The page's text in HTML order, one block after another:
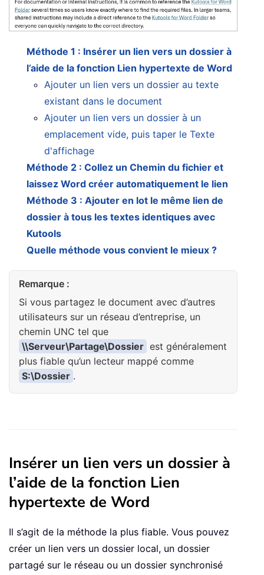
Méthode 1 : Insérer un lien vers un dossier à
l’aide de la fonction Lien hypertexte de Word
Ajouter un lien vers un dossier au texte
existant dans le document
Ajouter un lien vers un dossier à un
emplacement vide, puis taper le Texte
d'affichage
Méthode 2 : Collez un Chemin du fichier et
laissez Word créer automatiquement le lien
Méthode 3 : Ajouter en lot le même lien de
dossier à tous les textes identiques avec
Kutools
Quelle méthode vous convient le mieux ?
Remarque :
Si vous partagez le document avec d’autres
utilisateurs sur un réseau d’entreprise, un
chemin UNC tel que
\\Serveur\Partage\Dossier est généralement
plus fiable qu’un lecteur mappé comme
S:\Dossier .
Insérer un lien vers un dossier à
l’aide de la fonction Lien
hypertexte de Word
Il s’agit de la méthode la plus fiable. Vous pouvez
créer un lien vers un dossier local, un dossier
partagé sur le réseau ou un dossier synchronisé